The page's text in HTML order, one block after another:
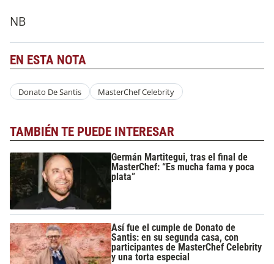
NB
EN ESTA NOTA
Donato De Santis MasterChef Celebrity
TAMBIÉN TE PUEDE INTERESAR
Germán Martitegui, tras el final de
MasterChef: “Es mucha fama y poca
plata”
Así fue el cumple de Donato de
Santis: en su segunda casa, con
participantes de MasterChef Celebrity
y una torta especial